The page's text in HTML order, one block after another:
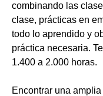
combinando las
clase, prácticas en
todo lo aprendido y
práctica necesaria.
1.400 a 2.000 horas.
Encontrar una